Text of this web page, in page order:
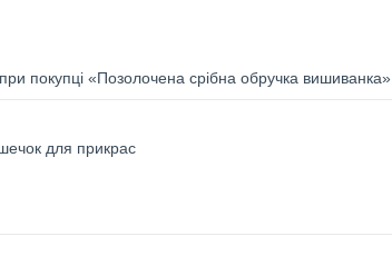
покупці «Позолочена срібна обручка вишиванка»
для прикрас